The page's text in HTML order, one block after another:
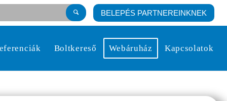
BELEPÉS PARTNEREINKNEK
Boltkereső Webáruház Kapcsolatok